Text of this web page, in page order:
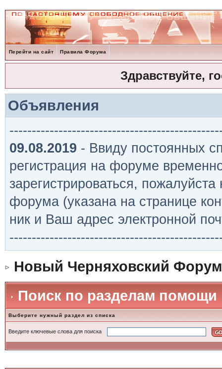
Перейти на сайт Правила Форума
Здравствуйте,
Объявления
09.08.2019 - Ввиду постоянных
регистрация на форуме
зарегистрироваться,
форума (указана на странице
ник и Ваш адрес электронной
Новый Черняховский Форум
Поиск по разделам помощи
Выберите нужный раздел из списка
Введите ключевые слова для поиска